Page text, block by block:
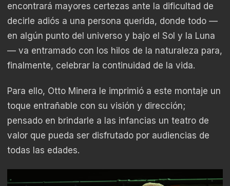
encontrará mayores certezas ante la dificultad de
decirle adiós a una persona querida, donde todo —
en algún punto del universo y bajo el Sol y la Luna
— va entramado con los hilos de la naturaleza para,
finalmente, celebrar la continuidad de la vida.
Para ello, Otto Minera le imprimió a este montaje un
toque entrañable con su visión y dirección;
pensado en brindarle a las infancias un teatro de
valor que pueda ser disfrutado por audiencias de
todas las edades.